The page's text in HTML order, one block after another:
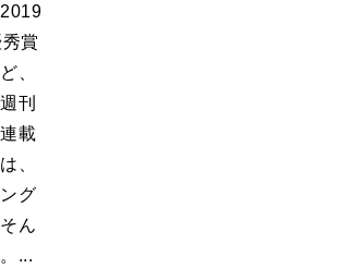
賞
、
刊
載
、
グ
ん
...